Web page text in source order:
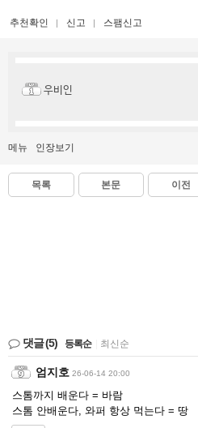
추천확인 신고 스팸신고
우비인
메뉴 인장보기
목록 본문 이전
댓글(5) 등록순 최신순
엄지호 26-06-14 20:00
스톰까지 배운다 = 바람
스톰 안배운다, 와퍼 항상 먹는다 = 땅